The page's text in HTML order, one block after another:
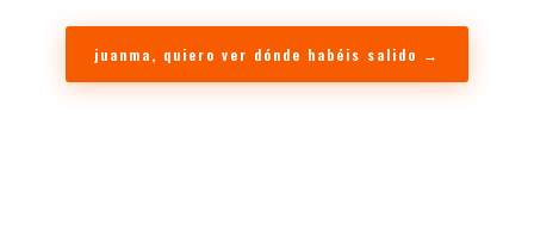
juanma, quiero ver dónde habéis salido →